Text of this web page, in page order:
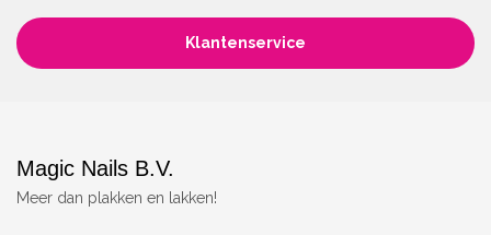
Klantenservice
Magic Nails B.V.
Meer dan plakken en lakken!